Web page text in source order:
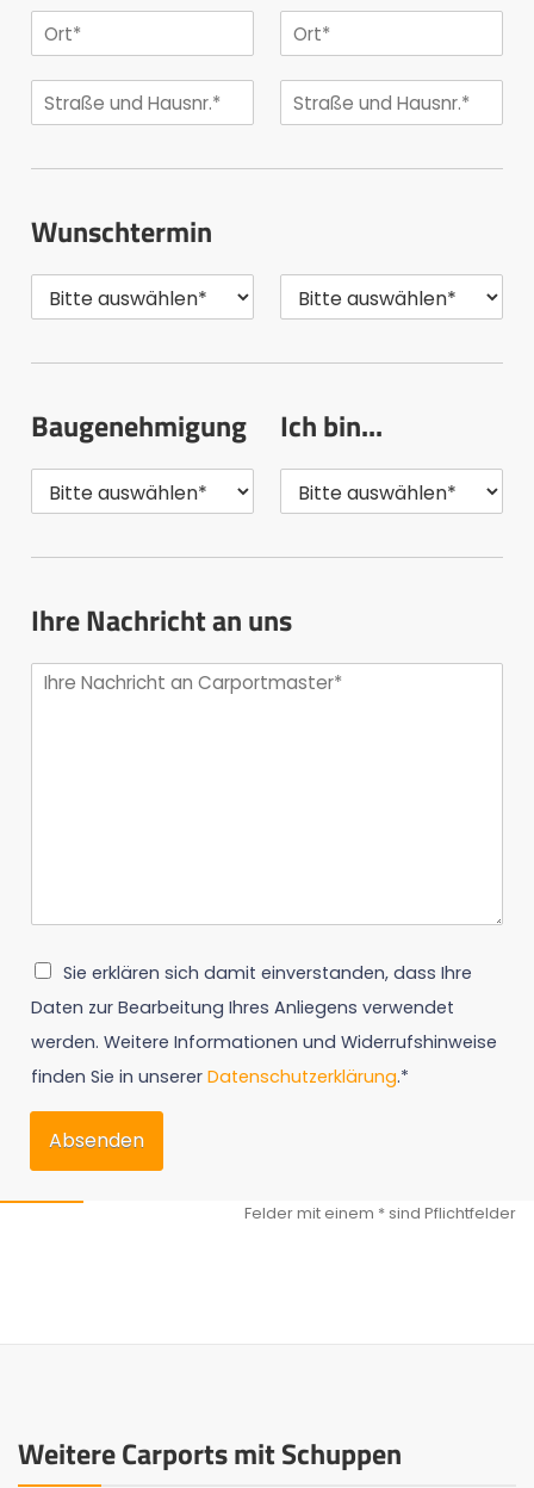
Wunschtermin
Baugenehmigung Ich bin...
Ihre Nachricht an uns
Sie erklären sich damit einverstanden, dass Ihre
Daten zur Bearbeitung Ihres Anliegens verwendet
werden. Weitere Informationen und Widerrufshinweise
finden Sie in unserer Datenschutzerklärung.*
Absenden
Weitere Carports mit Schuppen